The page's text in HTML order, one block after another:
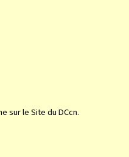
sur le Site du DCcn.